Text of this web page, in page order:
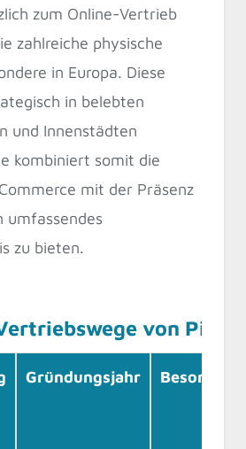
zum Online-Vertrieb
zahlreiche physische
in Europa. Diese
in belebten
und Innenstädten
kombiniert somit die
mit der Präsenz
umfassendes
zu bieten.
von
Gründungsjahr